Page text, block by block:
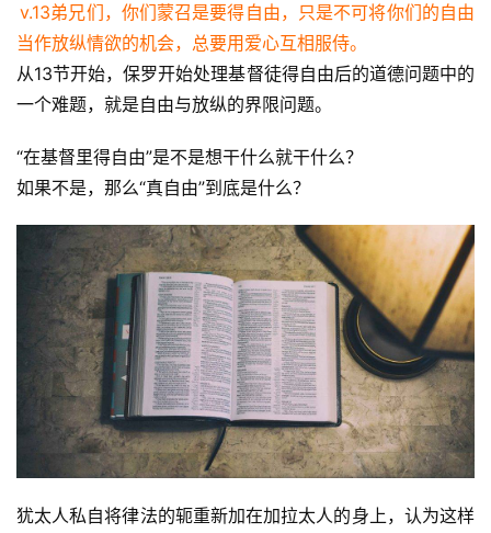
v.13弟兄们，你们蒙召是要得自由，只是不可将你们的自由
当作放纵情欲的机会，总要用爱心互相服侍。
从13节开始，保罗开始处理基督徒得自由后的道德问题中的
一个难题，就是自由与放纵的界限问题。
“在基督里得自由”是不是想干什么就干什么？
如果不是，那么“真自由”到底是什么？
犹太人私自将律法的轭重新加在加拉太人的身上，认为这样